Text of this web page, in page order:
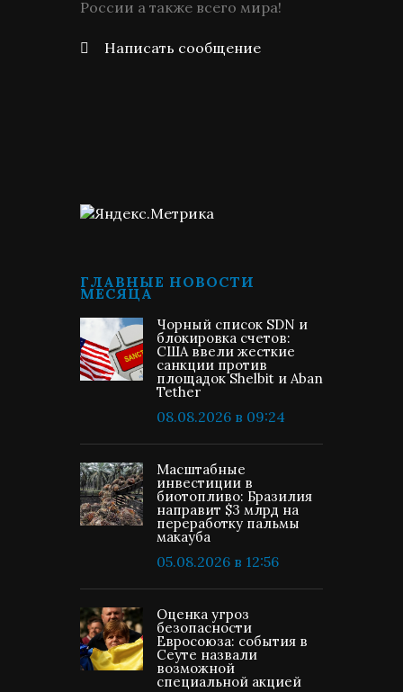
России а также всего мира!
Написать сообщение
ГЛАВНЫЕ НОВОСТИ
МЕСЯЦА
Чорный список SDN и
блокировка счетов:
США ввели жесткие
санкции против
площадок Shelbit и Aban
Tether
08.08.2026 в 09:24
Масштабные
инвестиции в
биотопливо: Бразилия
направит $3 млрд на
переработку пальмы
макауба
05.08.2026 в 12:56
Оценка угроз
безопасности
Евросоюза: события в
Сеуте назвали
возможной
специальной акцией